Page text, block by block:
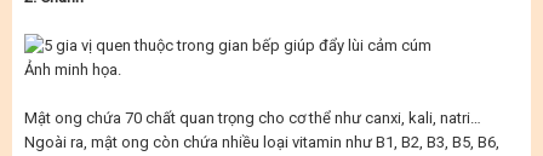
Ảnh minh họa.
Mật ong chứa 70 chất quan trọng cho cơ thể như canxi, kali, natri…
Ngoài ra, mật ong còn chứa nhiều loại vitamin như B1, B2, B3, B5, B6,